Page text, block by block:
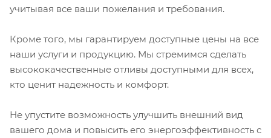
учитывая все ваши пожелания и требования.
Кроме того, мы гарантируем доступные цены на все
наши услуги и продукцию. Мы стремимся сделать
высококачественные отливы доступными для всех,
кто ценит надежность и комфорт.
Не упустите возможность улучшить внешний вид
вашего дома и повысить его энергоэффективность с